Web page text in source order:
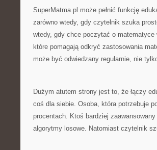
SuperMatma.pl może pełnić funkcję
zarówno wtedy, gdy czytelnik szuka
wtedy, gdy chce poczytać o
które pomagają odkryć zastosowania
może być odwiedzany regularnie, nie
Dużym atutem strony jest to, że łączy
coś dla siebie. Osoba, która potrzebuje
procentach. Ktoś bardziej
algorytmy losowe. Natomiast czytelnik